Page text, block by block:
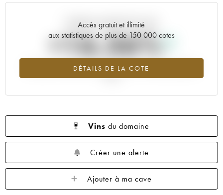
Accès gratuit et illimité
aux statistiques de plus de 150 000 cotes
DÉTAILS DE LA COTE
Tendance actuelle de la cote
+16.36%
Tendance à la hausse du millésime 2011 en 2026 par rapport à
Vins du domaine
Créer une alerte
Ajouter à ma cave